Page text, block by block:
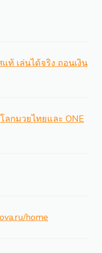
ท้ เล่นได้จริง ถอนเงิน
ลกมวยไทยและ ONE
home